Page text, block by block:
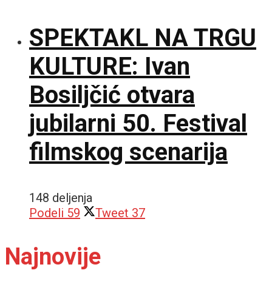
SPEKTAKL NA TRGU
KULTURE: Ivan
Bosiljčić otvara
jubilarni 50. Festival
filmskog scenarija
148 deljenja
Podeli 59 Tweet 37
Najnovije